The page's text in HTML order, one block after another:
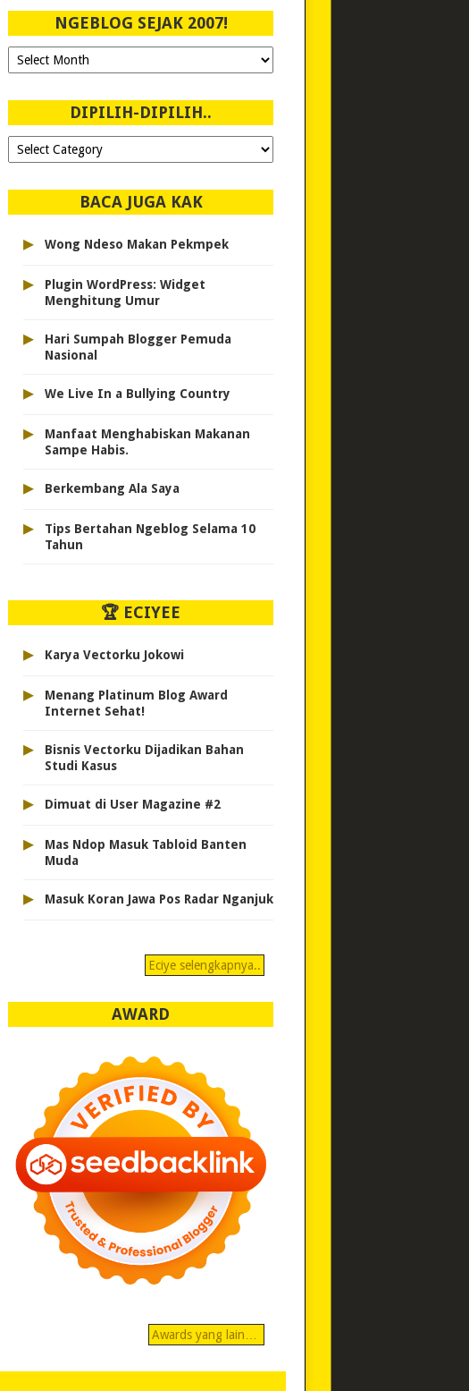
NGEBLOG SEJAK 2007!
Ngeblog
Sejak
DIPILIH-DIPILIH..
Dipilih-
dipilih..
BACA JUGA KAK
▸ Wong Ndeso Makan Pekmpek
▸
Plugin WordPress: Widget
Menghitung Umur
▸
Hari Sumpah Blogger Pemuda
Nasional
▸ We Live In a Bullying Country
▸
Manfaat Menghabiskan Makanan
Sampe Habis.
▸ Berkembang Ala Saya
▸
Tips Bertahan Ngeblog Selama 10
Tahun
🏆 ECIYEE
▸ Karya Vectorku Jokowi
▸
Menang Platinum Blog Award
Internet Sehat!
▸
Bisnis Vectorku Dijadikan Bahan
Studi Kasus
▸ Dimuat di User Magazine #2
▸
Mas Ndop Masuk Tabloid Banten
Muda
▸ Masuk Koran Jawa Pos Radar Nganjuk
Eciye selengkapnya..
AWARD
Awards yang lain…